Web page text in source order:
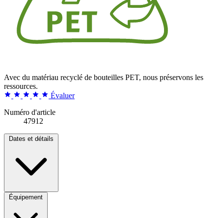
Avec du matériau recyclé de bouteilles PET, nous préservons les
ressources.
Évaluer
Numéro d'article
47912
Dates et détails
Équipement